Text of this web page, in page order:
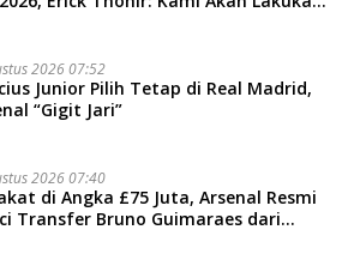
2026 07:52
Junior Pilih Tetap di Real Madrid,
“Gigit Jari”
2026 07:40
di Angka £75 Juta, Arsenal Resmi
Transfer Bruno Guimaraes dari